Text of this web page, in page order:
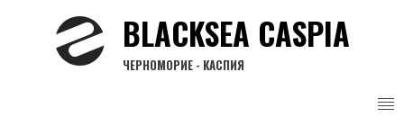
BLACKSEA CASPIA
ЧЕРНОМОРИЕ - КАСПИЯ